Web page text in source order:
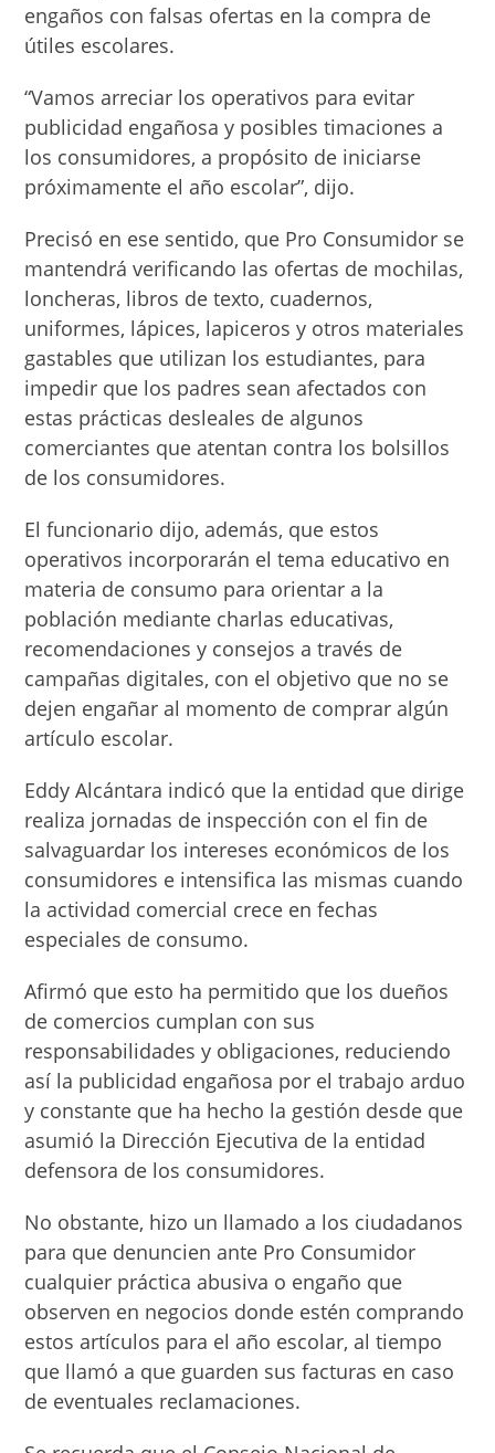
engaños con falsas ofertas en la compra de
útiles escolares.
“Vamos arreciar los operativos para evitar
publicidad engañosa y posibles timaciones a
los consumidores, a propósito de iniciarse
próximamente el año escolar”, dijo.
Precisó en ese sentido, que Pro Consumidor se
mantendrá verificando las ofertas de mochilas,
loncheras, libros de texto, cuadernos,
uniformes, lápices, lapiceros y otros materiales
gastables que utilizan los estudiantes, para
impedir que los padres sean afectados con
estas prácticas desleales de algunos
comerciantes que atentan contra los bolsillos
de los consumidores.
El funcionario dijo, además, que estos
operativos incorporarán el tema educativo en
materia de consumo para orientar a la
población mediante charlas educativas,
recomendaciones y consejos a través de
campañas digitales, con el objetivo que no se
dejen engañar al momento de comprar algún
artículo escolar.
Eddy Alcántara indicó que la entidad que dirige
realiza jornadas de inspección con el fin de
salvaguardar los intereses económicos de los
consumidores e intensifica las mismas cuando
la actividad comercial crece en fechas
especiales de consumo.
Afirmó que esto ha permitido que los dueños
de comercios cumplan con sus
responsabilidades y obligaciones, reduciendo
así la publicidad engañosa por el trabajo arduo
y constante que ha hecho la gestión desde que
asumió la Dirección Ejecutiva de la entidad
defensora de los consumidores.
No obstante, hizo un llamado a los ciudadanos
para que denuncien ante Pro Consumidor
cualquier práctica abusiva o engaño que
observen en negocios donde estén comprando
estos artículos para el año escolar, al tiempo
que llamó a que guarden sus facturas en caso
de eventuales reclamaciones.